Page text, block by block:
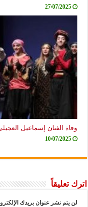
27/07/2025
وفاة الفنان إسماعيل العجيلي
10/07/2025
اترك تعليقاً
لن يتم نشر عنوان بريدك